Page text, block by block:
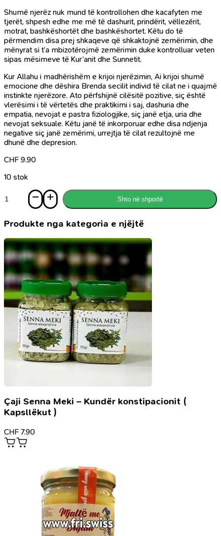
Shumë njerëz nuk mund të kontrollohen dhe kacafyten me
tjerët, shpesh edhe me më të dashurit, prindërit, vëllezërit,
motrat, bashkëshortët dhe bashkëshortet. Këtu do të
përmendim disa prej shkaqeve që shkaktojnë zemërimin, dhe
mënyrat si t’a mbizotërojmë zemërimin duke kontrolluar veten
sipas mësimeve të Kur’anit dhe Sunnetit.
Kur Allahu i madhërishëm e krijoi njerëzimin, Ai krijoi shumë
emocione dhe dëshira Brenda secilit individ të cilat ne i quajmë
instinkte njerëzore. Ato përfshijnë cilësitë pozitive, siç është
vlerësimi i të vërtetës dhe praktikimi i saj, dashuria dhe
empatia, nevojat e pastra fiziologjike, siç janë etja, uria dhe
nevojat seksuale. Këtu janë të inkorporuar edhe disa ndjenja
negative siç janë zemërimi, urrejtja të cilat rezultojnë me
dhunë dhe depresion.
CHF 9.90
10 stok
Fuqia
vetëkontrollit
Shto në shportë
Produkte nga kategoria e njëjtë
Çaji Senna Meki – Kundër konstipacionit (
Kapsllëkut )
CHF 7.90